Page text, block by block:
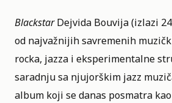
BlackstarDejvida Bouvija (izlazi
od najvažnijih savremenih
rocka, jazza i eksperimentalne
saradnju sa njujorškim jazz
album koji se danas posmatra